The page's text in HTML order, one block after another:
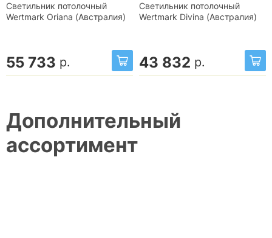
Светильник потолочный
Wertmark Oriana (Австралия)
55 733 р.
Светильник потолочный
Wertmark Divina (Австралия)
43 832 р.
Дополнительный
ассортимент